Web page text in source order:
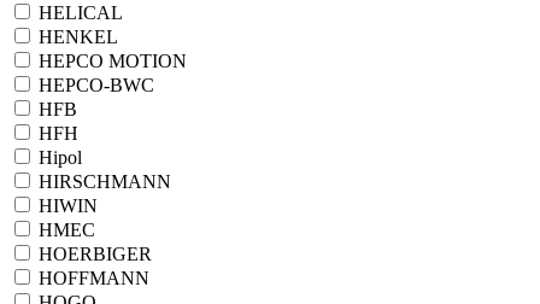
HELICAL
HENKEL
HEPCO MOTION
HEPCO-BWC
HFB
HFH
Hipol
HIRSCHMANN
HIWIN
HMEC
HOERBIGER
HOFFMANN